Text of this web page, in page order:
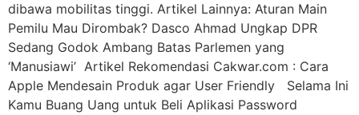
dibawa mobilitas tinggi. Artikel Lainnya: Aturan Main
Pemilu Mau Dirombak? Dasco Ahmad Ungkap DPR
Sedang Godok Ambang Batas Parlemen yang
‘Manusiawi’ Artikel Rekomendasi Cakwar.com : Cara
Apple Mendesain Produk agar User Friendly Selama Ini
Kamu Buang Uang untuk Beli Aplikasi Password